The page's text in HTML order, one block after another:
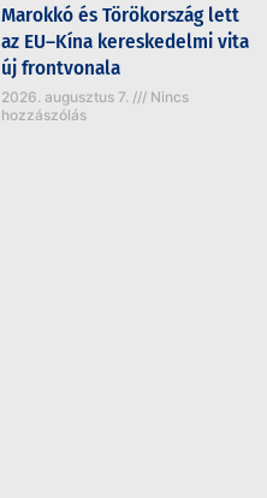
Marokkó és Törökország lett
az EU–Kína kereskedelmi vita
új frontvonala
2026. augusztus 7.
Nincs
hozzászólás